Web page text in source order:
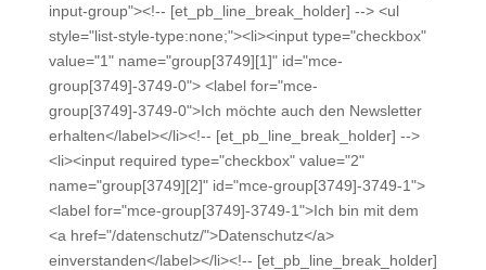
input-group"><!-- [et_pb_line_break_holder] --> <ul
style="list-style-type:none;"><li><input type="checkbox"
value="1" name="group[3749][1]" id="mce-
group[3749]-3749-0"> <label for="mce-
group[3749]-3749-0">Ich möchte auch den Newsletter
erhalten</label></li><!-- [et_pb_line_break_holder] -->
<li><input required type="checkbox" value="2"
name="group[3749][2]" id="mce-group[3749]-3749-1">
<label for="mce-group[3749]-3749-1">Ich bin mit dem
<a href="/datenschutz/">Datenschutz</a>
einverstanden</label></li><!-- [et_pb_line_break_holder]